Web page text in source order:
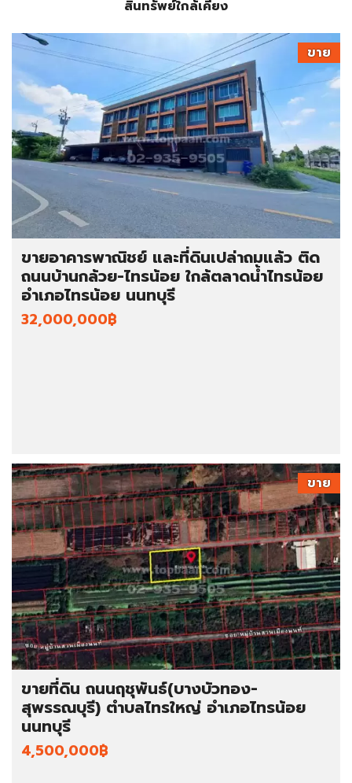
สินทรัพย์ใกล้เคียง
ขาย
ขายอาคารพาณิชย์ และที่ดินเปล่าถมแล้ว ติด
ถนนบ้านกล้วย-ไทรน้อย ใกล้ตลาดน้ำไทรน้อย
อำเภอไทรน้อย นนทบุรี
32,000,000฿
ขาย
ขายที่ดิน ถนนฤชุพันธ์(บางบัวทอง-
สุพรรณบุรี) ตำบลไทรใหญ่ อำเภอไทรน้อย
นนทบุรี
4,500,000฿